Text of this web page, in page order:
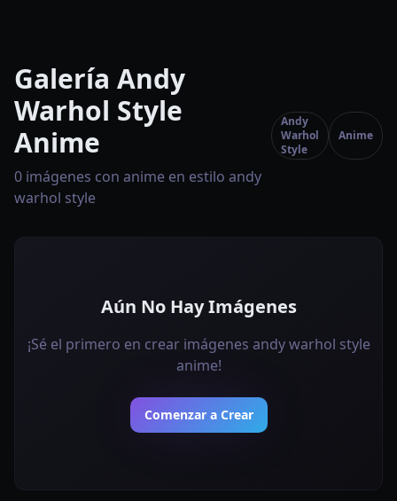
Galería Andy
Warhol Style
Anime
0 imágenes con anime en estilo andy
warhol style
Andy
Warhol
Style
Anime
Aún No Hay Imágenes
¡Sé el primero en crear imágenes andy warhol style
anime!
Comenzar a Crear